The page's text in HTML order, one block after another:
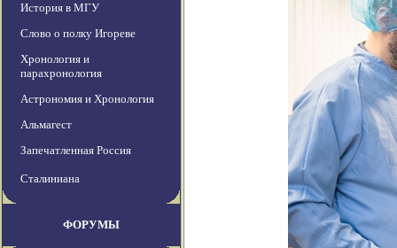
История в МГУ
Слово о полку Игореве
Хронология и
парахронология
Астрономия и Хронология
Альмагест
Запечатленная Россия
Сталиниана
ФОРУМЫ